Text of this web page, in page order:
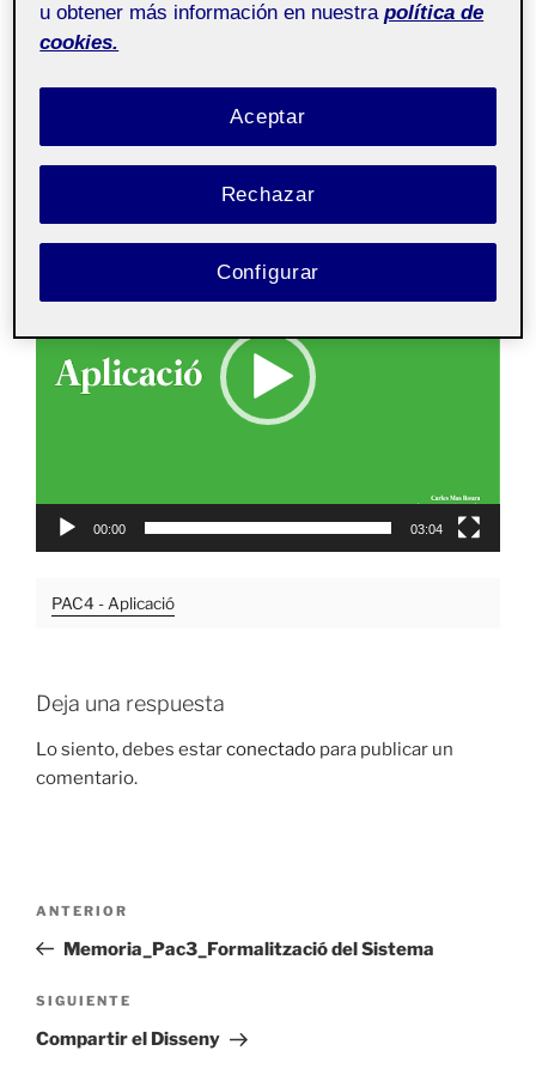
Afegir que tot als materials utilitzats en aquesta nova
senyalística, seran materials d’origen sostenible.
Espero que us agradi i que us gaudiu.
Moltes gràcies!
Reproductor
de
00:00 03:04
PAC4 - Aplicació
Deja una respuesta
Lo siento, debes estarconectado para publicar un
comentario.
entradas
Entrada
anterior:
ANTERIOR
Memoria_Pac3_Formalització del Sistema
Siguiente
entrada
SIGUIENTE
Compartir el Disseny
u obtener más información en nuestra política de
cookies.
Rechazar
Aceptar
Configurar